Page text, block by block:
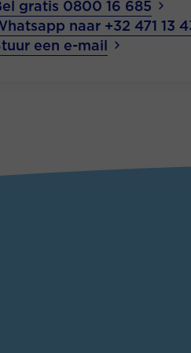
gratis 0800 16 685
naar +32 471 13
een e-mail